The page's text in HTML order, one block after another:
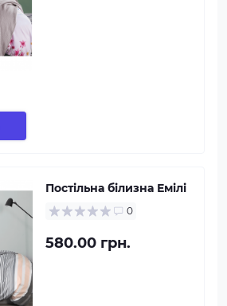
Постільна білизна Емілі
0
580.00 грн.